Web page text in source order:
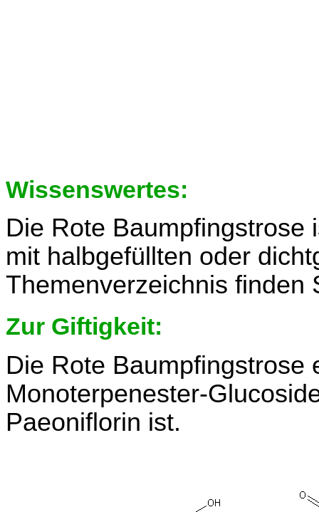
Wissenswertes:
Die Rote Baumpfingstrose
mit halbgefüllten oder
Themenverzeichnis finden
Zur Giftigkeit:
Die Rote Baumpfingstrose
Monoterpenester-
Paeoniflorin ist.